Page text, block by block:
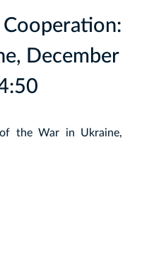
Cooperation:
December
the War in Ukraine,